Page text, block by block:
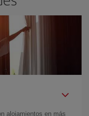
alojamientos en más